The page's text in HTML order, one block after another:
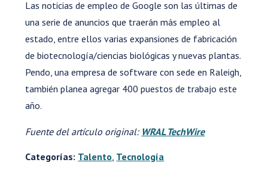
Las noticias de empleo de Google son las últimas de
una serie de anuncios que traerán más empleo al
estado, entre ellos varias expansiones de fabricación
de biotecnología/ciencias biológicas y nuevas plantas.
Pendo, una empresa de software con sede en Raleigh,
también planea agregar 400 puestos de trabajo este
año.
Fuente del artículo original: WRAL TechWire
Categorías: Talento Tecnología